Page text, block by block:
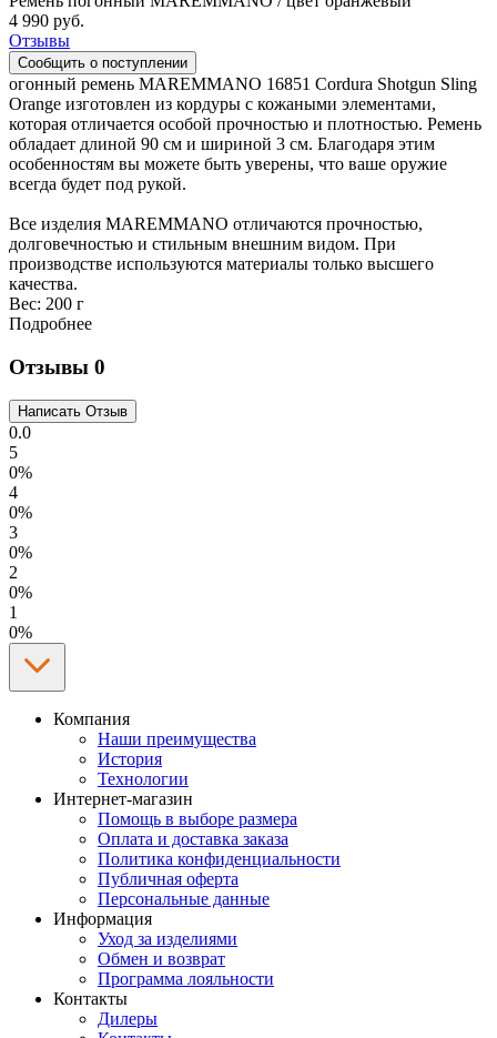
4 990 руб.
Отзывы
огонный ремень MAREMMANO 16851 Cordura Shotgun Sling
Orange изготовлен из кордуры с кожаными элементами,
которая отличается особой прочностью и плотностью. Ремень
обладает длиной 90 см и шириной 3 см. Благодаря этим
особенностям вы можете быть уверены, что ваше оружие
всегда будет под рукой.
Все изделия MAREMMANO отличаются прочностью,
долговечностью и стильным внешним видом. При
производстве используются материалы только высшего
качества.
Вес: 200 г
Подробнее
Отзывы 0
0.0
5
0%
4
0%
3
0%
2
0%
1
0%
Компания
Наши преимущества
История
Технологии
Интернет-магазин
Помощь в выборе размера
Оплата и доставка заказа
Политика конфиденциальности
Публичная оферта
Персональные данные
Информация
Уход за изделиями
Обмен и возврат
Программа лояльности
Контакты
Дилеры